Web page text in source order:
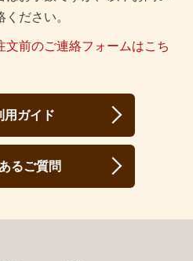
ださい。
前のご連絡フォームはこち
用ガイド
るご質問